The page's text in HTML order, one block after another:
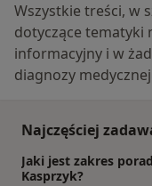
Wszystkie treści, w
dotyczące tematyki
informacyjny i w
diagnozy
Najczęściej
Jaki jest zakres
Kasprzyk?